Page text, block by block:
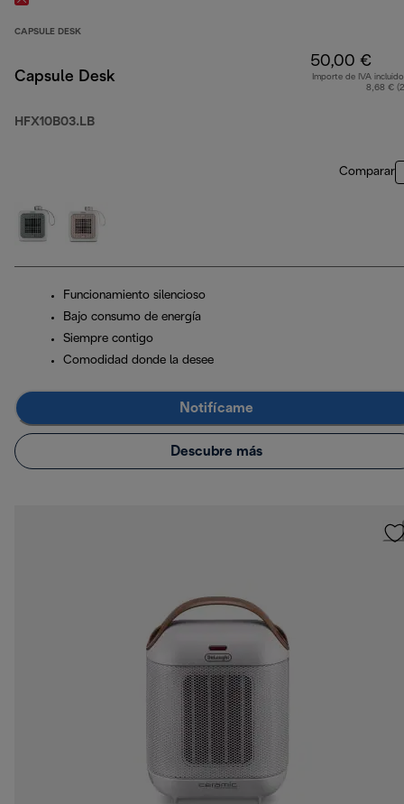
CAPSULE DESK
Capsule Desk
HFX10B03.LB
50,00 €
Importe de IVA
8,68 €
Comparar
Funcionamiento silencioso
Bajo consumo de energía
Siempre contigo
Comodidad donde la desee
Notifícame
Descubre más